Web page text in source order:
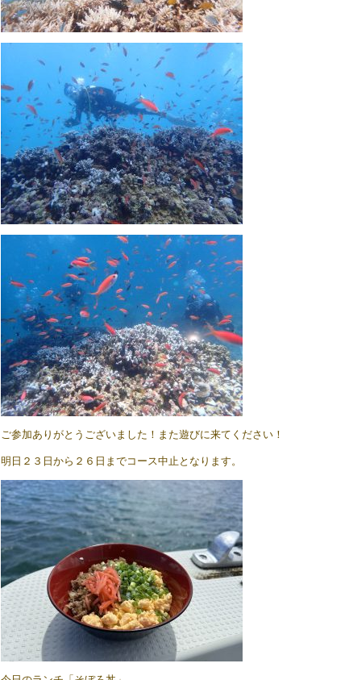
ご参加ありがとうございました！また遊びに来てください！
明日２３日から２６日までコース中止となります。